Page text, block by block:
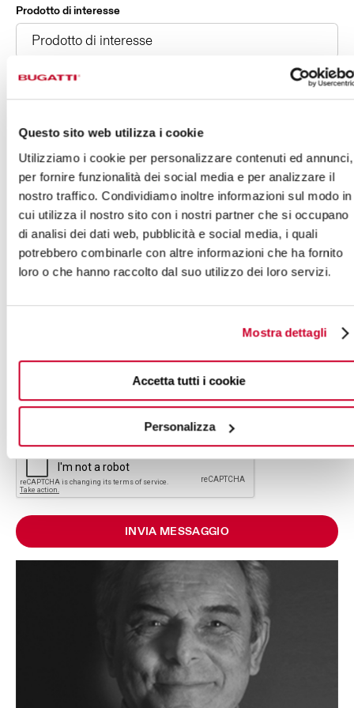
Questo sito web utilizza i cookie
Utilizziamo i cookie per personalizzare contenuti ed annunci,
per fornire funzionalità dei social media e per analizzare il
nostro traffico. Condividiamo inoltre informazioni sul modo in
cui utilizza il nostro sito con i nostri partner che si occupano
di analisi dei dati web, pubblicità e social media, i quali
potrebbero combinarle con altre informazioni che ha fornito
loro o che hanno raccolto dal suo utilizzo dei loro servizi.
Mostra dettagli
Accetta tutti i cookie
Personalizza
Prodotto di interesse
Messaggio *
AVENDO LETTO L'INFORMATIVASUL TRATTAMENTO
DEI DATI
ACCONSENTO
NON ACCONSENTO
ALLE ATTIVITÀ DI MARKETING
NON ACCONSENTO
AI FINI DELLE COMUNICAZIONI DI TERZE PARTI
INVIA MESSAGGIO